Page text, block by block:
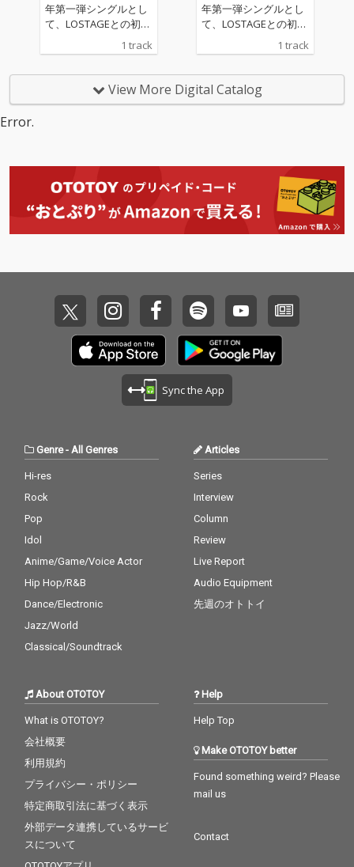
年第一弾シングルとし
て、LOSTAGEとの初の
「居心地のいい部屋」
は、作詞・作曲を五味
岳久（LOSTAGE）が担
して参加している。
1 track
年第一弾シングルとし
て、LOSTAGEとの初の
コラボレーション楽曲
「居心地のいい部屋」
は、作詞・作曲を五味
岳久（LOSTAGE）が担
はLOSTAGEがバンドと
して参加している。
1 track
View More Digital Catalog
Error.
Sync the App
Genre-All Genres
Hi-res
Rock
Pop
Idol
Anime/Game/Voice Actor
Hip Hop/R&B
Dance/Electronic
Jazz/World
Classical/Soundtrack
Articles
Series
Interview
Column
Review
Live Report
Audio Equipment
先週のオトトイ
About OTOTOY
What is OTOTOY?
会社概要
利用規約
プライバシー・ポリシー
特定商取引法に基づく表示
外部データ連携しているサービ
スについて
Help
Help Top
Make OTOTOY better
Found something weird? Please
mail us
Contact